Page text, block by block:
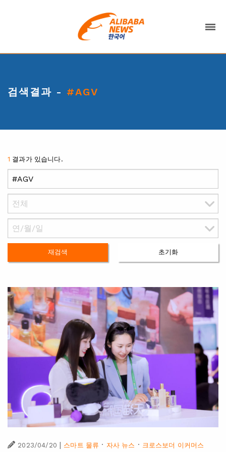
검색결과 - #AGV
1 결과가 있습니다.
재검색 초기화
2023/04/20 | 스마트 물류 · 자사 뉴스 · 크로스보더 이커머스